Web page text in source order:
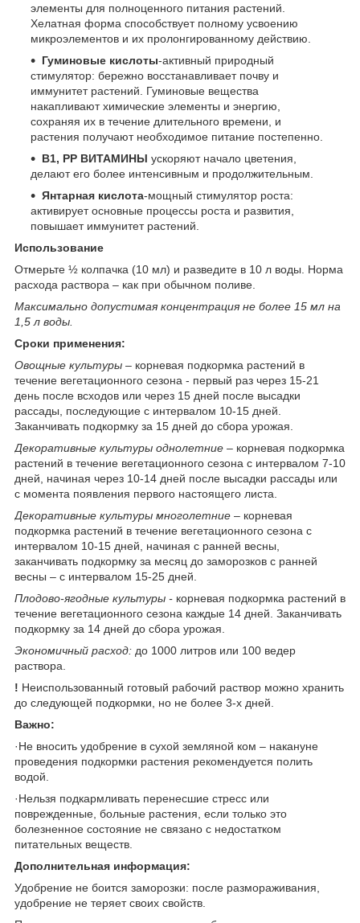
элементы для полноценного питания растений.
Хелатная форма способствует полному усвоению
микроэлементов и их пролонгированному действию.
Гуминовые кислоты-активный природный
стимулятор: бережно восстанавливает почву и
иммунитет растений. Гуминовые вещества
накапливают химические элементы и энергию,
сохраняя их в течение длительного времени, и
растения получают необходимое питание постепенно.
B1, PP ВИТАМИНЫ ускоряют начало цветения,
делают его более интенсивным и продолжительным.
Янтарная кислота-мощный стимулятор роста:
активирует основные процессы роста и развития,
повышает иммунитет растений.
Использование
Отмерьте ½ колпачка (10 мл) и разведите в 10 л воды. Норма
расхода раствора – как при обычном поливе.
Максимально допустимая концентрация не более 15 мл на
1,5 л воды.
Сроки применения:
Овощные культуры – корневая подкормка растений в
течение вегетационного сезона - первый раз через 15-21
день после всходов или через 15 дней после высадки
рассады, последующие с интервалом 10-15 дней.
Заканчивать подкормку за 15 дней до сбора урожая.
Декоративные культуры однолетние – корневая подкормка
растений в течение вегетационного сезона с интервалом 7-10
дней, начиная через 10-14 дней после высадки рассады или
с момента появления первого настоящего листа.
Декоративные культуры многолетние – корневая
подкормка растений в течение вегетационного сезона с
интервалом 10-15 дней, начиная с ранней весны,
заканчивать подкормку за месяц до заморозков с ранней
весны – с интервалом 15-25 дней.
Плодово-ягодные культуры - корневая подкормка растений в
течение вегетационного сезона каждые 14 дней. Заканчивать
подкормку за 14 дней до сбора урожая.
Экономичный расход: до 1000 литров или 100 ведер
раствора.
! Неиспользованный готовый рабочий раствор можно хранить
до следующей подкормки, но не более 3-х дней.
Важно:
·Не вносить удобрение в сухой земляной ком – накануне
проведения подкормки растения рекомендуется полить
водой.
·Нельзя подкармливать перенесшие стресс или
поврежденные, больные растения, если только это
болезненное состояние не связано с недостатком
питательных веществ.
Дополнительная информация:
Удобрение не боится заморозки: после размораживания,
удобрение не теряет своих свойств.